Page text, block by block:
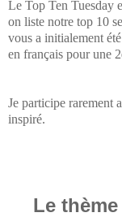
Le Top Ten Tuesday
on liste notre top 10
vous a initialement
en français pour une
Je participe rarement
inspiré.
Le